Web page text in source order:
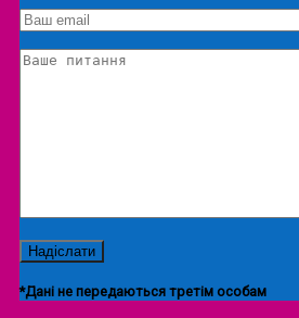
Екскурсія/локація
*Дані не передаються третім особам